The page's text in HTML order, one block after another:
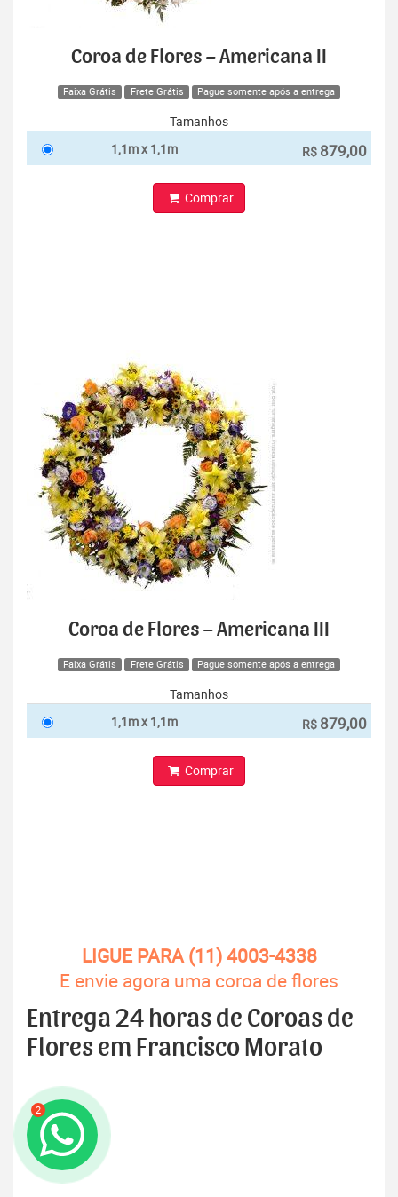
2
Coroa de Flores – Americana II
Faixa Grátis Frete Grátis Pague somente após a entrega
Tamanhos
1,1m x 1,1m
R$ 879,00
Comprar
Coroa de Flores – Americana III
Faixa Grátis Frete Grátis Pague somente após a entrega
Tamanhos
1,1m x 1,1m
R$ 879,00
Comprar
LIGUE PARA (11) 4003-4338
E envie agora uma coroa de flores
Entrega 24 horas de Coroas de
Flores em Francisco Morato